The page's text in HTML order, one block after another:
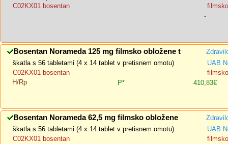
C02KX01 bosentan
-
Bosentan Norameda 125 mg filmsko obložene t
škatla s 56 tabletami (4 x 14 tablet v pretisnem omotu)
UAB
C02KX01 bosentan
H/Rp
P* 410,83€
Bosentan Norameda 62,5 mg filmsko obložene
škatla s 56 tabletami (4 x 14 tablet v pretisnem omotu)
UAB
C02KX01 bosentan